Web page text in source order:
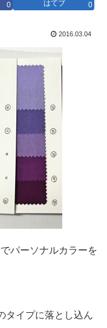
0 はてブ 0
2016.03.04
パーソナルカラーを
タイプに落とし込ん